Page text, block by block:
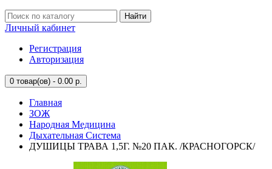
Найти
Личный кабинет
Регистрация
Авторизация
0 товар(ов) - 0.00 р.
Главная
ЗОЖ
Народная Медицина
Дыхательная Система
ДУШИЦЫ ТРАВА 1,5Г. №20 ПАК. /КРАСНОГОРСК/